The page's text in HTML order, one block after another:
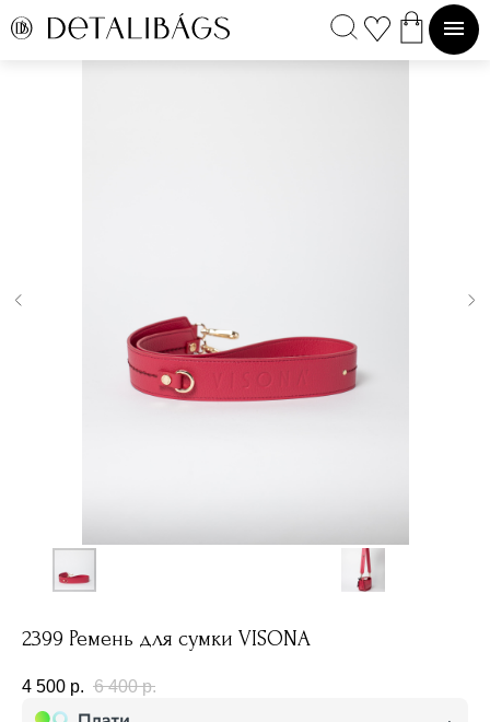
2399 Ремень для сумки VISONA
4 500 р. 6 400 р.